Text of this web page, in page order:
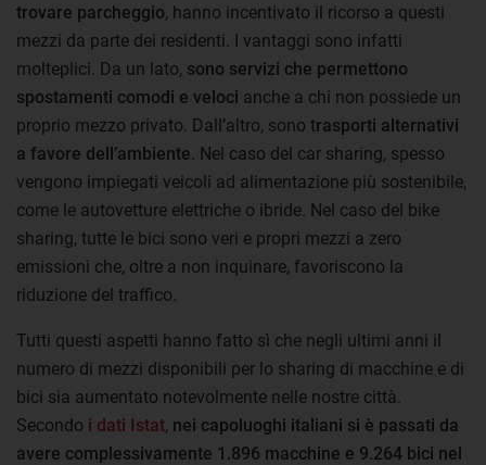
trovare parcheggio, hanno incentivato il ricorso a questi
mezzi da parte dei residenti. I vantaggi sono infatti
molteplici. Da un lato, sono servizi che permettono
spostamenti comodi e veloci anche a chi non possiede un
proprio mezzo privato. Dall’altro, sono trasporti alternativi
a favore dell’ambiente . Nel caso del car sharing, spesso
vengono impiegati veicoli ad alimentazione più sostenibile,
come le autovetture elettriche o ibride. Nel caso del bike
sharing, tutte le bici sono veri e propri mezzi a zero
emissioni che, oltre a non inquinare, favoriscono la
riduzione del traffico.
Tutti questi aspetti hanno fatto sì che negli ultimi anni il
numero di mezzi disponibili per lo sharing di macchine e di
bici sia aumentato notevolmente nelle nostre città.
Secondo i dati Istat, nei capoluoghi italiani si è passati da
avere complessivamente 1.896 macchine e 9.264 bici nel